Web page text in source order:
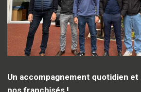
Un accompagnement quotidien